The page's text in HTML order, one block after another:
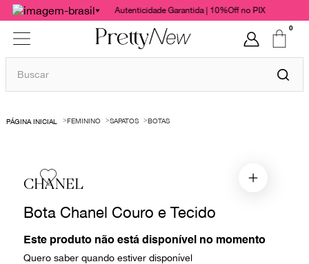
Autenticidade Garantida | 10%Off no PIX
0
Buscar
FEMININO SAPATOS BOTAS
CHANEL
Bota Chanel Couro e Tecido
Este produto não está disponível no momento
Quero saber quando estiver disponível
1º
bolsas
chanel
valentino